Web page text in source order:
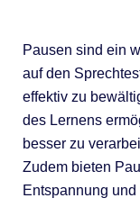
Pausen sind ein
auf den
effektiv zu
des Lernens
besser zu
Zudem bieten
Entspannung